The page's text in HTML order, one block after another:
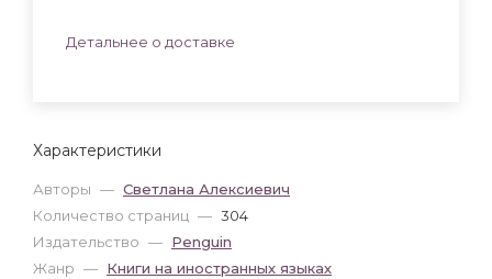
Характеристики
Авторы — Светлана Алексиевич
Количество страниц — 304
Издательство — Penguin
Жанр — Книги на иностранных языках
Детальнее о доставке